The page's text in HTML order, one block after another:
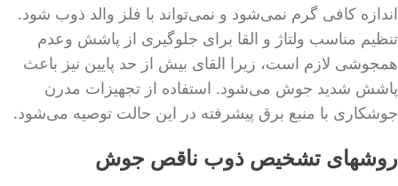
اندازه کافی گرم نمی‌شود و نمی‌تواند با فلز والد ذوب شود.
تنظیم مناسب ولتاژ و القا برای جلوگیری از پاشش وعدم
همجوشی لازم است، زیرا القای بیش از حد پایین نیز باعث
پاشش شدید جوش می‌شود. استفاده از تجهیزات مدرن
جوشکاری با منبع برق پیشرفته در این حالت توصیه می‌شود.
روشهای تشخیص ذوب ناقص جوش